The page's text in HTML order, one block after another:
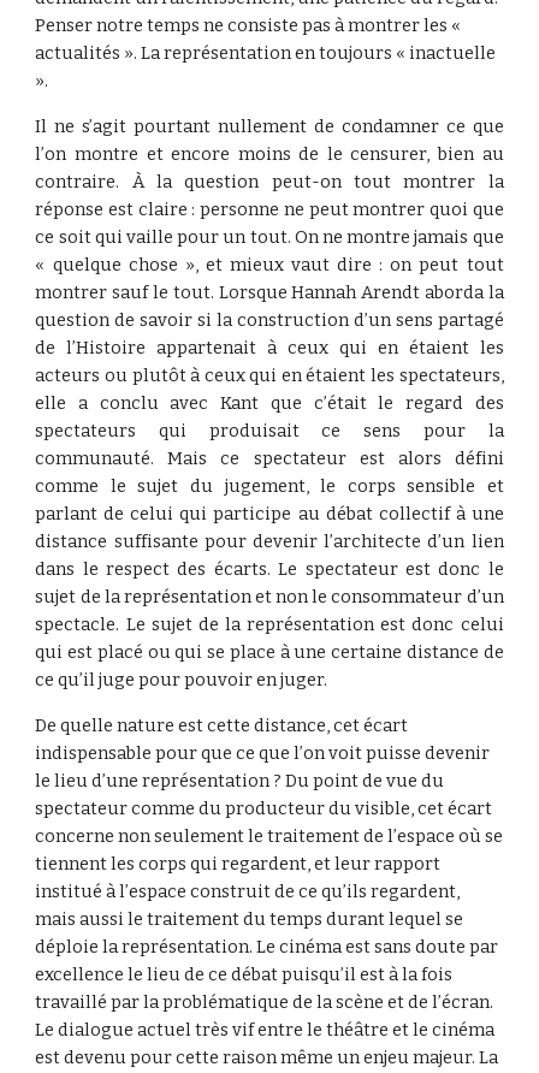
Penser notre temps ne consiste pas à montrer les «
actualités ». La représentation en toujours « inactuelle
».
Il ne s’agit pourtant nullement de condamner ce que
l’on montre et encore moins de le censurer, bien au
contraire. À la question peut-on tout montrer la
réponse est claire : personne ne peut montrer quoi que
ce soit qui vaille pour un tout. On ne montre jamais que
« quelque chose », et mieux vaut dire : on peut tout
montrer sauf le tout. Lorsque Hannah Arendt aborda la
question de savoir si la construction d’un sens partagé
de l’Histoire appartenait à ceux qui en étaient les
acteurs ou plutôt à ceux qui en étaient les spectateurs,
elle a conclu avec Kant que c’était le regard des
spectateurs qui produisait ce sens pour la
communauté. Mais ce spectateur est alors défini
comme le sujet du jugement, le corps sensible et
parlant de celui qui participe au débat collectif à une
distance suffisante pour devenir l’architecte d’un lien
dans le respect des écarts. Le spectateur est donc le
sujet de la représentation et non le consommateur d’un
spectacle. Le sujet de la représentation est donc celui
qui est placé ou qui se place à une certaine distance de
ce qu’il juge pour pouvoir en juger.
De quelle nature est cette distance, cet écart
indispensable pour que ce que l’on voit puisse devenir
le lieu d’une représentation ? Du point de vue du
spectateur comme du producteur du visible, cet écart
concerne non seulement le traitement de l’espace où se
tiennent les corps qui regardent, et leur rapport
institué à l’espace construit de ce qu’ils regardent,
mais aussi le traitement du temps durant lequel se
déploie la représentation. Le cinéma est sans doute par
excellence le lieu de ce débat puisqu’il est à la fois
travaillé par la problématique de la scène et de l’écran.
Le dialogue actuel très vif entre le théâtre et le cinéma
est devenu pour cette raison même un enjeu majeur. La